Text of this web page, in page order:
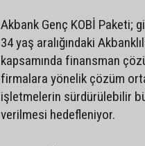
Akbank Genç KOBİ Paketi;
34 yaş aralığındaki
kapsamında finansman
firmalara yönelik çözüm
işletmelerin sürdürülebilir
verilmesi hedefleniyor.